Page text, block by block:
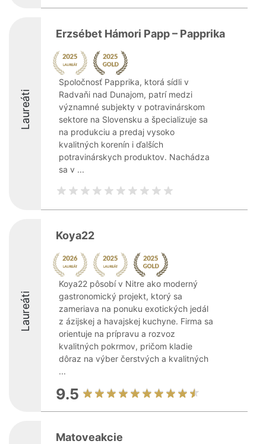
Laureáti
Erzsébet Hámori Papp – Papprika
Spoločnosť Papprika, ktorá sídli v
Radvaňi nad Dunajom, patrí medzi
významné subjekty v potravinárskom
sektore na Slovensku a špecializuje sa
na produkciu a predaj vysoko
kvalitných korenín i ďalších
potravinárskych produktov. Nachádza
sa v ...
Laureáti
Koya22
Koya22 pôsobí v Nitre ako moderný
gastronomický projekt, ktorý sa
zameriava na ponuku exotických jedál
z ázijskej a havajskej kuchyne. Firma sa
orientuje na prípravu a rozvoz
kvalitných pokrmov, pričom kladie
dôraz na výber čerstvých a kvalitných
...
9.5
Matoveakcie